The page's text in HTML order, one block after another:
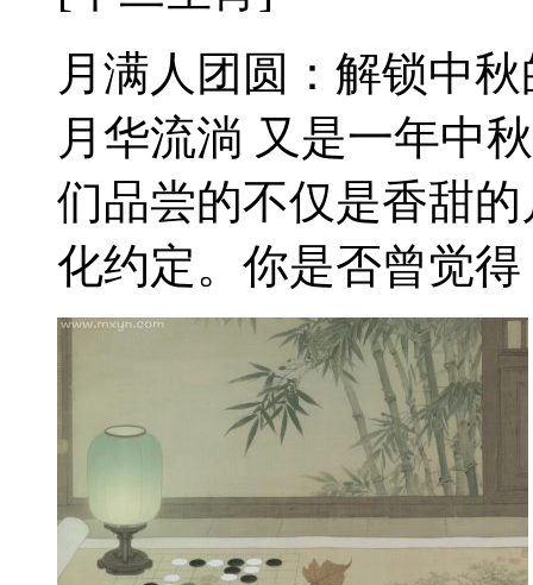
月满人团圆：解锁中
月华流淌 又是一年中
们品尝的不仅是香甜
化约定。你是否曾觉